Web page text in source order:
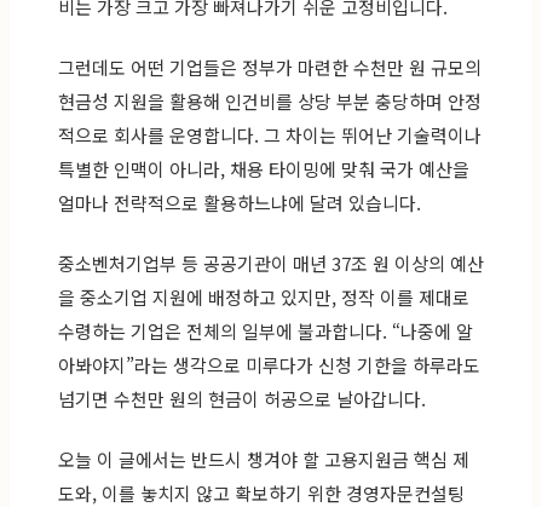
비는 가장 크고 가장 빠져나가기 쉬운 고정비입니다.
그런데도 어떤 기업들은 정부가 마련한 수천만 원 규모의
현금성 지원을 활용해 인건비를 상당 부분 충당하며 안정
적으로 회사를 운영합니다. 그 차이는 뛰어난 기술력이나
특별한 인맥이 아니라, 채용 타이밍에 맞춰 국가 예산을
얼마나 전략적으로 활용하느냐에 달려 있습니다.
중소벤처기업부 등 공공기관이 매년 37조 원 이상의 예산
을 중소기업 지원에 배정하고 있지만, 정작 이를 제대로
수령하는 기업은 전체의 일부에 불과합니다. “나중에 알
아봐야지”라는 생각으로 미루다가 신청 기한을 하루라도
넘기면 수천만 원의 현금이 허공으로 날아갑니다.
오늘 이 글에서는 반드시 챙겨야 할 고용지원금 핵심 제
도와, 이를 놓치지 않고 확보하기 위한 경영자문컨설팅